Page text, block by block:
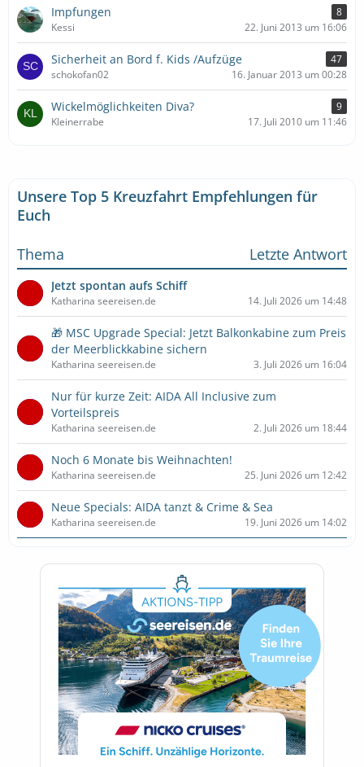
Impfungen
8
Kessi
22. Juni 2013 um 16:06
Sicherheit an Bord f. Kids /Aufzüge
47
schokofan02
16. Januar 2013 um 00:28
Wickelmöglichkeiten Diva?
9
Kleinerrabe
17. Juli 2010 um 11:46
Unsere Top 5 Kreuzfahrt Empfehlungen für
Euch
Thema
Letzte Antwort
Jetzt spontan aufs Schiff
Katharina seereisen.de 14. Juli 2026 um 14:48
🎁 MSC Upgrade Special: Jetzt Balkonkabine zum Preis
der Meerblickkabine sichern
Katharina seereisen.de 3. Juli 2026 um 16:04
Nur für kurze Zeit: AIDA All Inclusive zum
Vorteilspreis
Katharina seereisen.de 2. Juli 2026 um 18:44
Noch 6 Monate bis Weihnachten!
Katharina seereisen.de 25. Juni 2026 um 12:42
Neue Specials: AIDA tanzt & Crime & Sea
Katharina seereisen.de 19. Juni 2026 um 14:02